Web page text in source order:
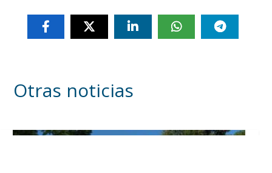
Otras noticias